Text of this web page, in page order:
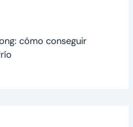
cómo conseguir